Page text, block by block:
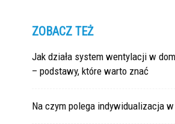
ZOBACZ TEŻ
Jak działa system wentylacji w
– podstawy, które warto znać
Na czym polega indywidualizacja